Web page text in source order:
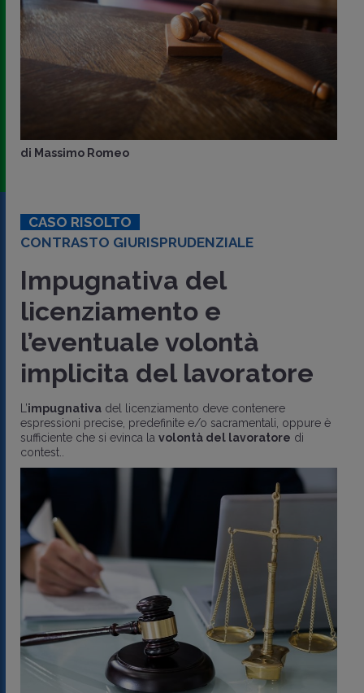
di Massimo Romeo
CASO RISOLTO
CONTRASTO GIURISPRUDENZIALE
Impugnativa del
licenziamento e
l’eventuale volontà
implicita del lavoratore
L’impugnativa del licenziamento deve contenere
espressioni precise, predefinite e/o sacramentali, oppure è
sufficiente che si evinca la volontà del lavoratore di
contest..